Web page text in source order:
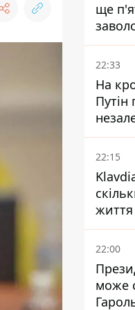
ще
суду
22:33
На
Путін
22:15
життя
22:00
може